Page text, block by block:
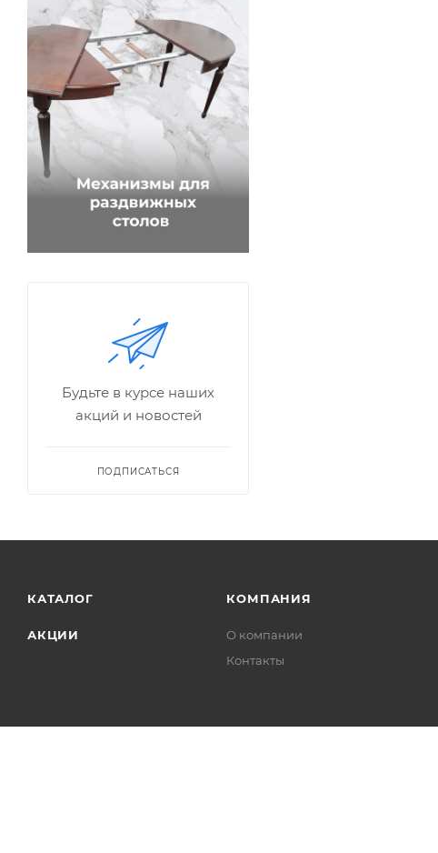
Будьте в курсе наших
акций и новостей
ПОДПИСАТЬСЯ
КАТАЛОГ
АКЦИИ
КОМПАНИЯ
О компании
Контакты